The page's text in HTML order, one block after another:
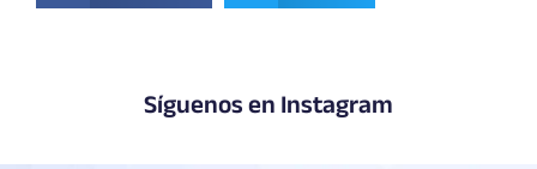
Síguenos en Instagram